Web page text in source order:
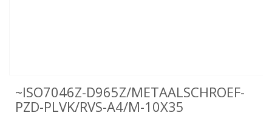
~ISO7046Z-D965Z/METAALSCHROEF-
PZD-PLVK/RVS-A4/M-10X35